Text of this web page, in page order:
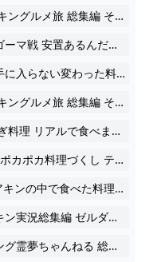
一気見 総集編 ティアキングルメ旅 総集編 その１ ゼルダの伝説 ゼルダの伝説 ティアーズ オブ ザ キングダム ゆっくり実況
武器防具禁止 ボルドゴーマ戦 安置あるんだが 10 ゼルダの伝説ティアーズオブザキングダム ゆっくり実況
ティアキン 通常じゃ手に入らない変わった料理
一気見 総集編 ティアキングルメ旅 総集編 その２ ゼルダの伝説 ゼルダの伝説 ティアーズ オブ ザ キングダム ゆっくり実況
ゼルダの伝説 ６ 硬すぎ料理 リアルで食べます ティアキングルメ旅 ティアキン ゆっくり実況
ゼルダの伝説 ４ 激辛 ポカポカ料理づくし ティアキングルメ旅 ティアキン ゆっくり実況
ゼルダの伝説 1 ティアキンの中で食べた料理だけを食べて生活する ティアキングルメ旅 ティアキン ゆっくり実況
武器防具禁止 ティアキン実況総集編 ゼルダの伝説ティアーズオブザキングダム ゆっくり実況
ゆっくり実況 クッキング霊夢ちゃんねる 総集編 料理